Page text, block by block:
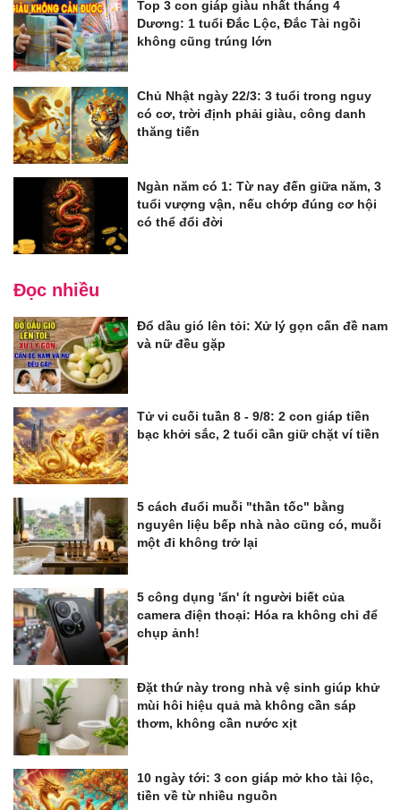
Top 3 con giáp giàu nhất tháng 4
Dương: 1 tuổi Đắc Lộc, Đắc Tài ngồi
không cũng trúng lớn
Chủ Nhật ngày 22/3: 3 tuổi trong nguy
có cơ, trời định phải giàu, công danh
thăng tiến
Ngàn năm có 1: Từ nay đến giữa năm, 3
tuổi vượng vận, nếu chớp đúng cơ hội
có thể đổi đời
Đọc nhiều
Đổ dầu gió lên tỏi: Xử lý gọn cấn đề nam
và nữ đều gặp
Tử vi cuối tuần 8 - 9/8: 2 con giáp tiền
bạc khởi sắc, 2 tuổi cần giữ chặt ví tiền
5 cách đuổi muỗi "thần tốc" bằng
nguyên liệu bếp nhà nào cũng có, muỗi
một đi không trở lại
5 công dụng 'ẩn' ít người biết của
camera điện thoại: Hóa ra không chỉ để
chụp ảnh!
Đặt thứ này trong nhà vệ sinh giúp khử
mùi hôi hiệu quả mà không cần sáp
thơm, không cần nước xịt
10 ngày tới: 3 con giáp mở kho tài lộc,
tiền về từ nhiều nguồn